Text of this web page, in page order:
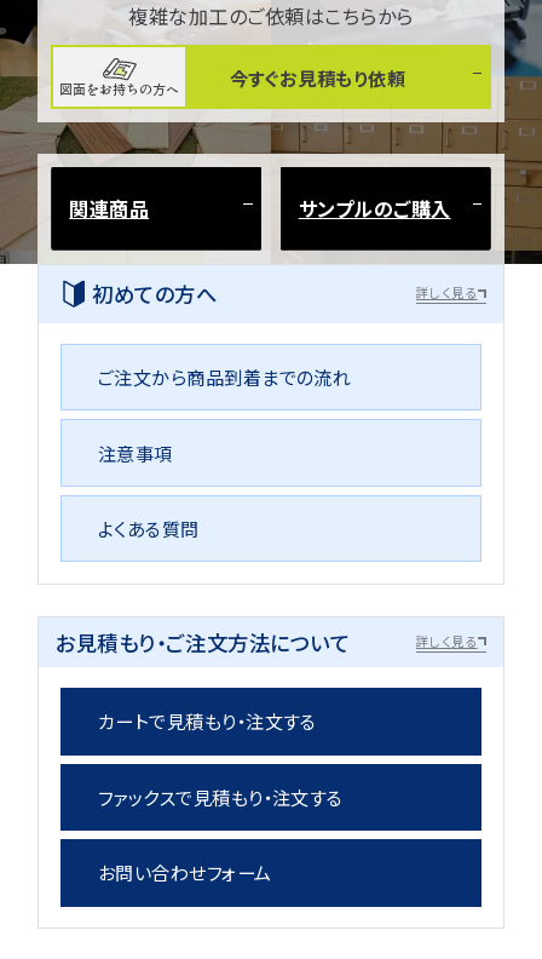
複雑な加工のご依頼はこちらから
図面をお持ちの方へ 今すぐお見積もり依頼
関連商品 サンプルのご購入
初めての方へ 詳しく見る
ご注文から商品到着までの流れ
注意事項
よくある質問
お見積もり・ご注文方法について 詳しく見る
カートで見積もり・注文する
ファックスで見積もり・注文する
お問い合わせフォーム